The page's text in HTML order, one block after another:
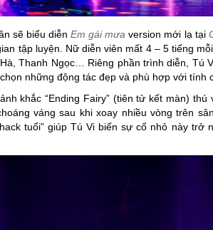
sẽ biểu diễnEm gái mưa version mới lạ tại
tập luyện. Nữ diễn viên mất 4 – 5 tiếng
Thanh Ngọc… Riêng phần trình diễn, Tú
những động tác đẹp và phù hợp với tính
khắc “Ending Fairy” (tiên tử kết màn) thú
váng sau khi xoay nhiều vòng trên
tuổi” giúp Tú Vi biến sự cố nhỏ này trở